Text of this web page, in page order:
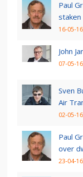
Paul
staken
16-05-
John
07-05-
Sven
Air
02-05-
Paul
over
23-04-